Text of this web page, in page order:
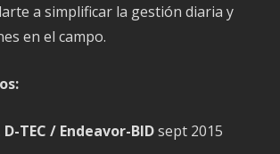
a simplificar la gestión diaria y
en el campo.
TEC / Endeavor-BIDsept 2015